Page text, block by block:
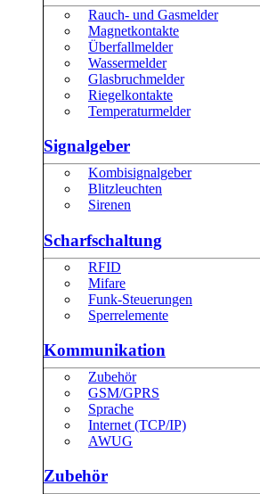
Rauch- und Gasmelder
Magnetkontakte
Überfallmelder
Wassermelder
Glasbruchmelder
Riegelkontakte
Temperaturmelder
Signalgeber
Kombisignalgeber
Blitzleuchten
Sirenen
Scharfschaltung
RFID
Mifare
Funk-Steuerungen
Sperrelemente
Kommunikation
Zubehör
GSM/GPRS
Sprache
Internet (TCP/IP)
AWUG
Zubehör